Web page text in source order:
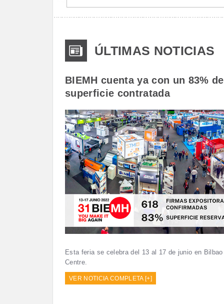
ÚLTIMAS NOTICIAS
BIEMH cuenta ya con un 83%
superficie contratada
Esta feria se celebra del 13 al 17 de junio en
Centre.
VER NOTICIA COMPLETA [+]